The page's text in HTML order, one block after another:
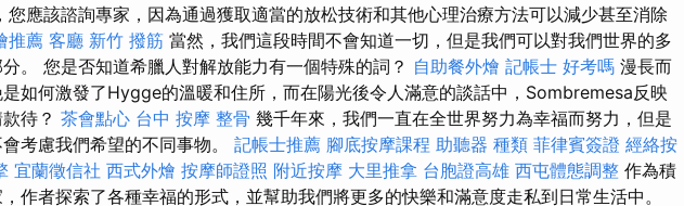
您應該諮詢專家，因為通過獲取適當的放​​松技術和其他心理治療方法可以減少甚至消除
推薦 客廳 新竹 撥筋 當然，我們這段時間不會知道一切，但是我們可以對我們世界的多
。 您是否知道希臘人對解放能力有一個特殊的詞？ 自助餐外燴 記帳士 好考嗎 漫長而
如何激發了Hygge的溫暖和住所，而在陽光後令人滿意的談話中，Sombremesa反映
待？ 茶會點心 台中 按摩 整骨 幾千年來，我們一直在全世界努力為幸福而努力，但是
考慮我們希望的不同事物。 記帳士推薦 腳底按摩課程 助聽器 種類 菲律賓簽證 經絡按
宜蘭徵信社 西式外燴 按摩師證照 附近按摩 大里推拿 台胞證高雄 西屯體態調整 作為積
作者探索了各種幸福的形式，並幫助我們將更多的快樂和滿意度走私到日常生活中。